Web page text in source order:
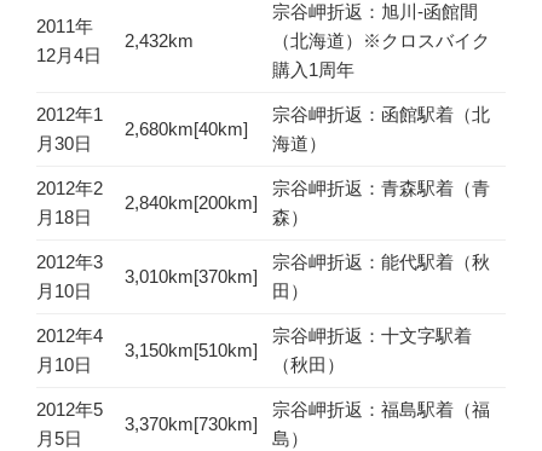
2011年
12月4日
2,432km
宗谷岬折返：旭川-函館間
（北海道）※クロスバイク
購入1周年
2012年1
月30日
2,680km[40km]
宗谷岬折返：函館駅着（北
海道）
2012年2
月18日
2,840km[200km]
宗谷岬折返：青森駅着（青
森）
2012年3
月10日
3,010km[370km]
宗谷岬折返：能代駅着（秋
田）
2012年4
月10日
3,150km[510km]
宗谷岬折返：十文字駅着
（秋田）
2012年5
月5日
3,370km[730km]
宗谷岬折返：福島駅着（福
島）